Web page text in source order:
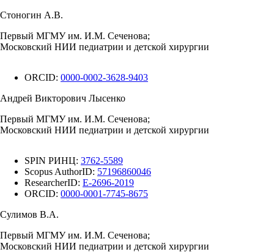
Стоногин А.В.
Первый МГМУ им. И.М. Сеченова;
Московский НИИ педиатрии и детской хирургии
ORCID: 0000-0002-3628-9403
Андрей Викторович Лысенко
Первый МГМУ им. И.М. Сеченова;
Московский НИИ педиатрии и детской хирургии
SPIN РИНЦ: 3762-5589
Scopus AuthorID: 57196860046
ResearcherID: E-2696-2019
ORCID: 0000-0001-7745-8675
Сулимов В.А.
Первый МГМУ им. И.М. Сеченова;
Московский НИИ педиатрии и детской хирургии